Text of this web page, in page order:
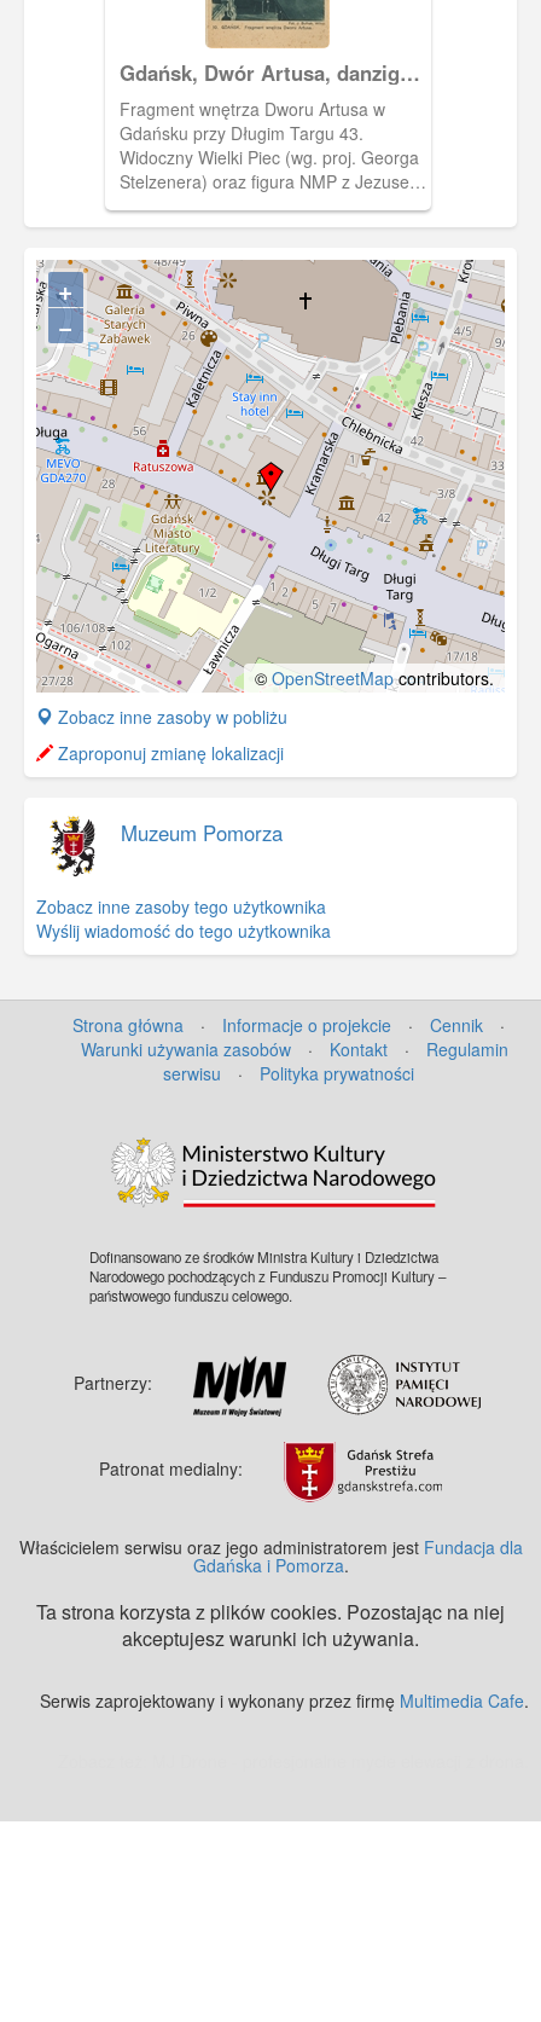
Gdańsk, Dwór Artusa, danzig
Der Artushof
Fragment wnętrza Dworu Artusa w
Gdańsku przy Długim Targu 43.
Widoczny Wielki Piec (wg. proj. Georga
Stelzenera) oraz figura NMP z Jezusem
pomiędzy dwoma obrazami nieznanego
malarza: "Okręt Kościoła" i "Oblężenie
fragment wielkiego malowidła
"Polowanie Diany".
+
−
© OpenStreetMapcontributors.
+
−
Zobacz inne zasoby w pobliżu
Zaproponuj zmianę lokalizacji
Muzeum Pomorza
Zobacz inne zasoby tego użytkownika
Wyślij wiadomość do tego użytkownika
Strona główna · Informacje o projekcie · Cennik
·
Warunki używania zasobów
· Kontakt ·
Regulamin
serwisu
· Polityka prywatności
Dofinansowano ze środków Ministra Kultury i Dziedzictwa
Narodowego pochodzących z Funduszu Promocji Kultury –
państwowego funduszu celowego.
Partnerzy:
Patronat medialny:
Właścicielem serwisu oraz jego administratorem jest Fundacja dla
Gdańska i Pomorza.
Ta strona korzysta z plików cookies. Pozostając na niej
akceptujesz warunki ich używania.
Serwis zaprojektowany i wykonany przez firmę Multimedia Cafe.